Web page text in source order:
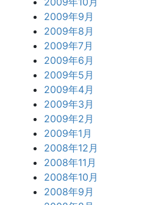
2009年9月
2009年8月
2009年7月
2009年6月
2009年5月
2009年4月
2009年3月
2009年2月
2009年1月
2008年12月
2008年11月
2008年10月
2008年9月